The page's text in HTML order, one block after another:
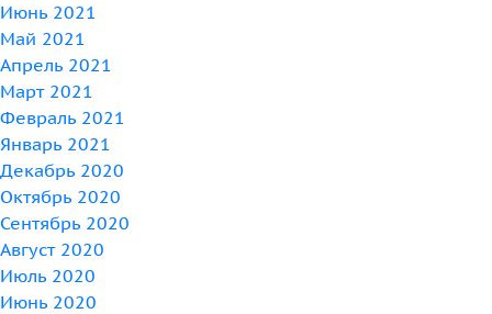
Июнь 2021
Май 2021
Апрель 2021
Март 2021
Февраль 2021
Январь 2021
Декабрь 2020
Октябрь 2020
Сентябрь 2020
Август 2020
Июль 2020
Июнь 2020